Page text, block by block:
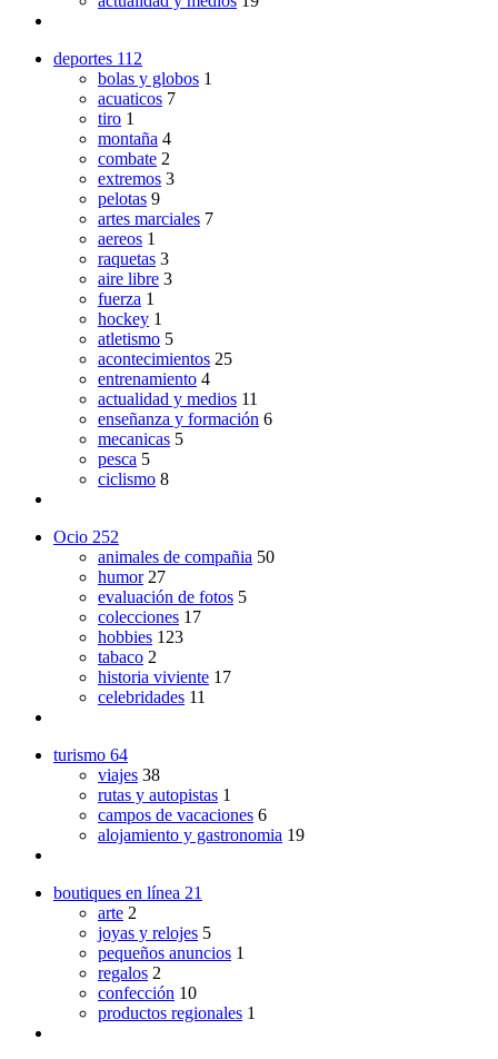
deportes 112
bolas y globos 1
acuaticos 7
tiro 1
montaña 4
combate 2
extremos 3
pelotas 9
artes marciales 7
aereos 1
raquetas 3
aire libre 3
fuerza 1
hockey 1
atletismo 5
acontecimientos 25
entrenamiento 4
actualidad y medios 11
enseñanza y formación 6
mecanicas 5
pesca 5
ciclismo 8
Ocio 252
animales de compañia 50
humor 27
evaluación de fotos 5
colecciones 17
hobbies 123
tabaco 2
historia viviente 17
celebridades 11
turismo 64
viajes 38
rutas y autopistas 1
campos de vacaciones 6
alojamiento y gastronomia 19
boutiques en línea 21
arte 2
joyas y relojes 5
pequeños anuncios 1
regalos 2
confección 10
productos regionales 1